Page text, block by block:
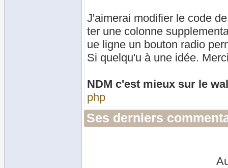
J'aimerai modifier le code
ter une colonne
ue ligne un bouton radio
Si quelqu'u à une idée.
NDM c'est mieux sur le
php
Ses derniers